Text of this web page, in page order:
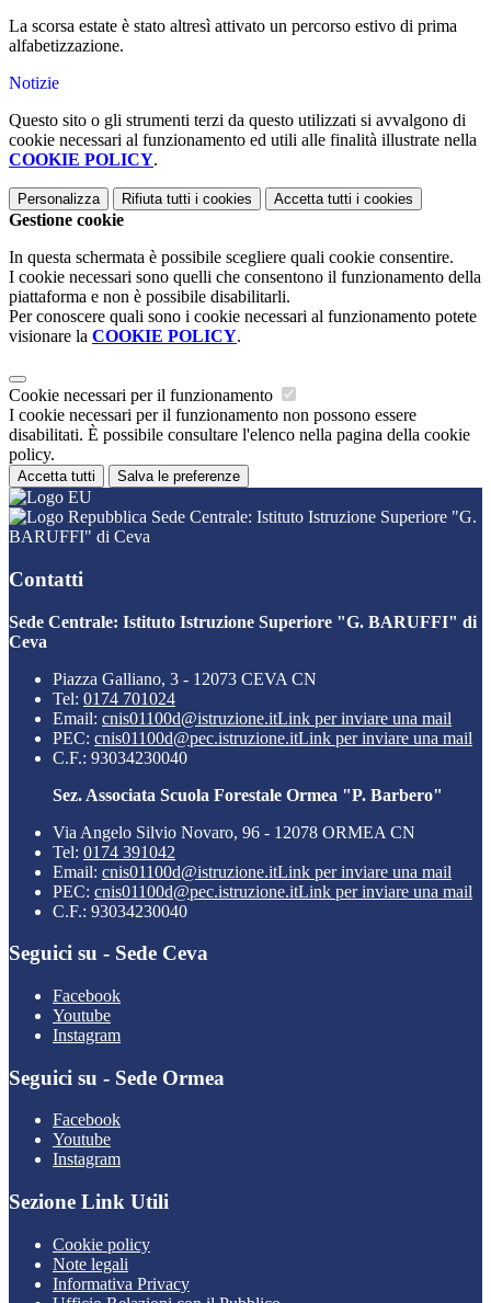
La scorsa estate è stato altresì attivato un percorso estivo di prima
alfabetizzazione.
Notizie
Questo sito o gli strumenti terzi da questo utilizzati si avvalgono di
cookie necessari al funzionamento ed utili alle finalità illustrate nella
COOKIE POLICY.
Personalizza Rifiuta tutti i cookies Accetta tutti i cookies
Gestione cookie
In questa schermata è possibile scegliere quali cookie consentire.
I cookie necessari sono quelli che consentono il funzionamento della
piattaforma e non è possibile disabilitarli.
Per conoscere quali sono i cookie necessari al funzionamento potete
visionare la COOKIE POLICY.
Cookie necessari per il funzionamento
I cookie necessari per il funzionamento non possono essere
disabilitati. È possibile consultare l'elenco nella pagina della cookie
policy.
Accetta tutti Salva le preferenze
Sede Centrale: Istituto Istruzione Superiore "G.
BARUFFI" di Ceva
Contatti
Sede Centrale: Istituto Istruzione Superiore "G. BARUFFI" di
Ceva
Piazza Galliano, 3 - 12073 CEVA CN
Tel: 0174 701024
Email: cnis01100d@istruzione.itLink per inviare una mail
PEC: cnis01100d@pec.istruzione.itLink per inviare una mail
C.F.: 93034230040
Sez. Associata Scuola Forestale Ormea "P. Barbero"
Via Angelo Silvio Novaro, 96 - 12078 ORMEA CN
Tel: 0174 391042
Email: cnis01100d@istruzione.itLink per inviare una mail
PEC: cnis01100d@pec.istruzione.itLink per inviare una mail
C.F.: 93034230040
Seguici su - Sede Ceva
Facebook
Youtube
Instagram
Seguici su - Sede Ormea
Facebook
Youtube
Instagram
Sezione Link Utili
Cookie policy
Note legali
Informativa Privacy